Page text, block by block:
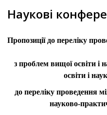
Наукові
Пропозиції до переліку
з проблем вищої освіти і
освіти і
до переліку проведення
науково-